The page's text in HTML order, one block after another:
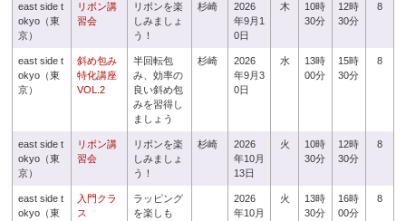
east side t
okyo（東
京）
リボン講
習会
リボンを楽
しみましょ
う！
杉崎
2026
年9月1
0日
木
10時
30分
12時
30分
8
east side t
okyo（東
京）
斜め包み
特化講座
VOL.2
半回転包
み、効率の
良い斜め包
みを習得し
ましょう
杉崎
2026
年9月3
0日
水
13時
00分
15時
30分
8
east side t
okyo（東
京）
リボン講
習会
リボンを楽
しみましょ
う！
杉崎
2026
年10月
13日
火
10時
30分
12時
30分
8
east side t
okyo（東
入門クラ
ス
ラッピング
を楽しも
2026
年10月
火
13時
30分
16時
00分
8